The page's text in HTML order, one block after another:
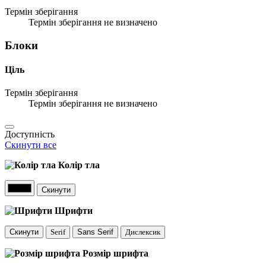
Термін зберігання
Термін зберігання не визначено
Блоки
Ціль
Термін зберігання
Термін зберігання не визначено
Доступність
Скинути все
Колір тла
Скинути
Шрифти
Скинути Serif Sans Serif Дислексик
Розмір шрифта